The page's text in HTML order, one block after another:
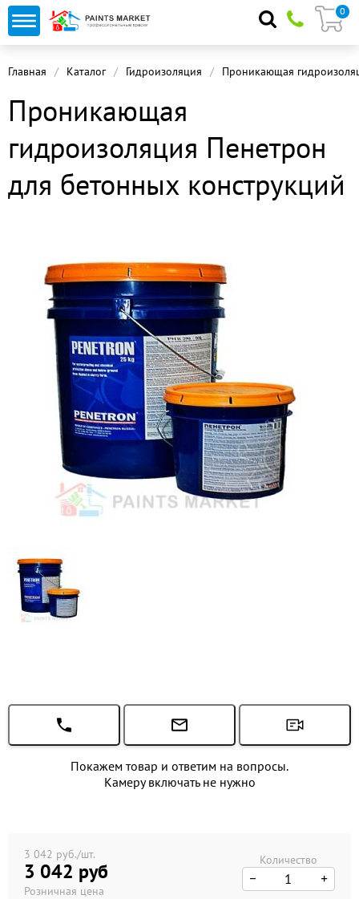
0
Главная Каталог Гидроизоляция Проникающая
Проникающая
гидроизоляция Пенетрон
для бетонных конструкций
Покажем товар и ответим на вопросы.
Камеру включать не нужно
3 042 руб./шт.
3 042 руб
Розничная цена
Количество